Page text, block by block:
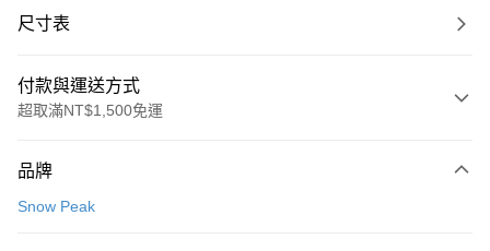
尺寸表
付款與運送方式
超取滿NT$1,500免運
信用卡一次付款
品牌
Snow Peak